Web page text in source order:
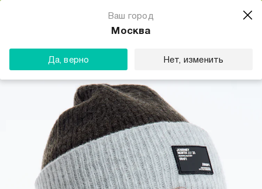
Ваш город
Москва
Да, верно Нет, изменить
Магазин одежды для тебя